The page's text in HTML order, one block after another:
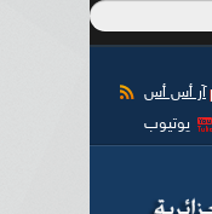
آر أس أس
يوتيوب